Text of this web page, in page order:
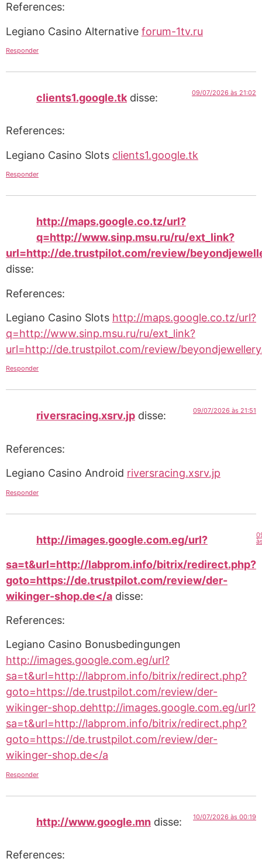
References:
Legiano Casino Alternative forum-1tv.ru
Responder
clients1.google.tk disse: 09/07/2026 às 21:02
References:
Legiano Casino Slots clients1.google.tk
Responder
http://maps.google.co.tz/url?
q=http://www.sinp.msu.ru/ru/ext_link?
url=http://de.trustpilot.com/review/
disse:
References:
Legiano Casino Slots http://maps.google.co.tz/url?
q=http://www.sinp.msu.ru/ru/ext_link?
url=http://de.trustpilot.com/review/
Responder
riversracing.xsrv.jp disse: 09/07/2026 às 21:51
References:
Legiano Casino Android riversracing.xsrv.jp
Responder
http://images.google.com.eg/url?
sa=t&url=http://labprom.info/bitrix/redirect.php?
goto=https://de.trustpilot.com/review/der-
wikinger-shop.de</a disse:
References:
Legiano Casino Bonusbedingungen
http://images.google.com.eg/url?
sa=t&url=http://labprom.info/bitrix/redirect.php?
goto=https://de.trustpilot.com/review/der-
wikinger-shop.dehttp://images.google.com.eg/url?
sa=t&url=http://labprom.info/bitrix/redirect.php?
goto=https://de.trustpilot.com/review/der-
wikinger-shop.de</a
Responder
http://www.google.mn disse: 10/07/2026 às 00:19
References: